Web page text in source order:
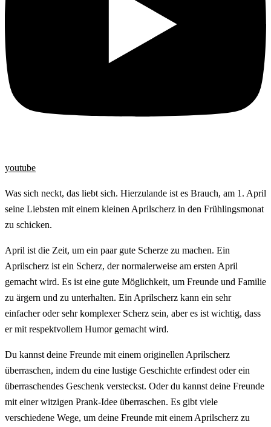
youtube
Was sich neckt, das liebt sich. Hierzulande ist es Brauch, am 1. April
seine Liebsten mit einem kleinen Aprilscherz in den Frühlingsmonat
zu schicken.
April ist die Zeit, um ein paar gute Scherze zu machen. Ein
Aprilscherz ist ein Scherz, der normalerweise am ersten April
gemacht wird. Es ist eine gute Möglichkeit, um Freunde und Familie
zu ärgern und zu unterhalten. Ein Aprilscherz kann ein sehr
einfacher oder sehr komplexer Scherz sein, aber es ist wichtig, dass
er mit respektvollem Humor gemacht wird.
Du kannst deine Freunde mit einem originellen Aprilscherz
überraschen, indem du eine lustige Geschichte erfindest oder ein
überraschendes Geschenk versteckst. Oder du kannst deine Freunde
mit einer witzigen Prank-Idee überraschen. Es gibt viele
verschiedene Wege, um deine Freunde mit einem Aprilscherz zu